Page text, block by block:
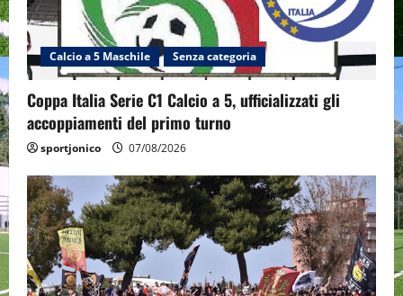
Calcio a 5 Maschile Senza categoria
Coppa Italia Serie C1 Calcio a 5, ufficializzati gli
accoppiamenti del primo turno
sportjonico 07/08/2026